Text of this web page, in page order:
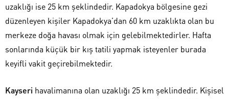
uzaklığı ise 25 km şeklindedir. Kapadokya bölgesine gezi
düzenleyen kişiler Kapadokya’dan 60 km uzaklıkta olan bu
merkeze doğa havası olmak için gelebilmektedirler. Hafta
sonlarında küçük bir kış tatili yapmak isteyenler burada
keyifli vakit geçirebilmektedir.
Kayseri havalimanına olan uzaklığı 25 km şeklindedir. Kişisel